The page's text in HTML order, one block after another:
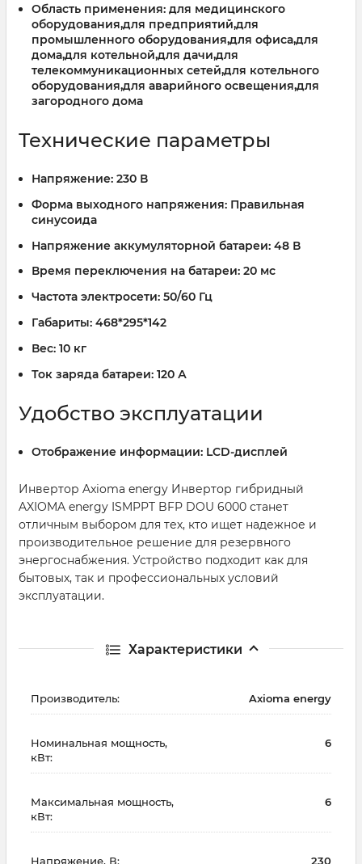
Область применения: для медицинского
оборудования,для предприятий,для
промышленного оборудования,для офиса,для
дома,для котельной,для дачи,для
телекоммуникационных сетей,для котельного
оборудования,для аварийного освещения,для
загородного дома
Технические параметры
Напряжение: 230 В
Форма выходного напряжения: Правильная
синусоида
Напряжение аккумуляторной батареи: 48 В
Время переключения на батареи: 20 мс
Частота электросети: 50/60 Гц
Габариты: 468*295*142
Вес: 10 кг
Ток заряда батареи: 120 А
Удобство эксплуатации
Отображение информации: LCD-дисплей
Инвертор Axioma energy Инвертор гибридный
AXIOMA energy ISMPPT BFP DOU 6000 станет
отличным выбором для тех, кто ищет надежное и
производительное решение для резервного
энергоснабжения. Устройство подходит как для
бытовых, так и профессиональных условий
эксплуатации.
Характеристики
Производитель: Axioma energy
Номинальная мощность,
кВт:
6
Максимальная мощность,
кВт:
6
Напряжение, В: 230